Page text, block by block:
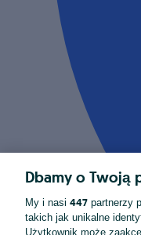
Dbamy o Twoją
My i nasi 447 partnerzy
takich jak unikalne
Użytkownik może